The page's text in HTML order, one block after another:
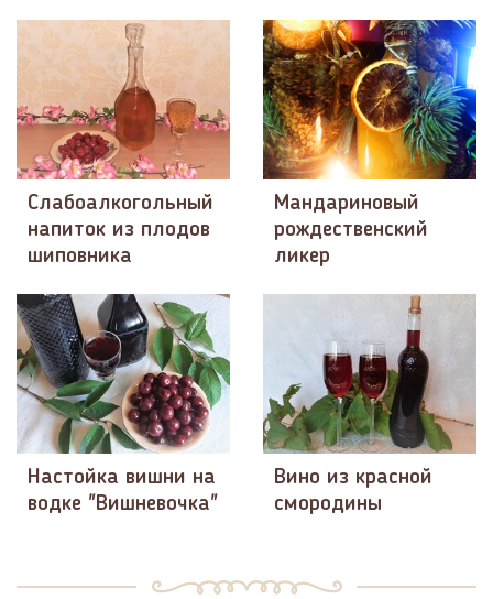
Слабоалкогольный
напиток из плодов
шиповника
Мандариновый
рождественский
ликер
Настойка вишни на
водке "Вишневочка"
Вино из красной
смородины